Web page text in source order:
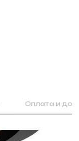
Оплата и